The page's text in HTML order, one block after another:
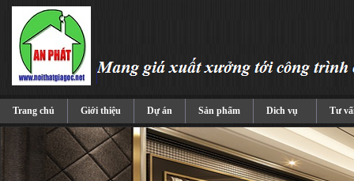
Trang chủ Giới thiệu Dự án Sản phẩm Dich vụ Tư